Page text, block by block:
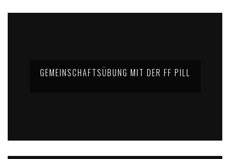
GEMEINSCHAFTSÜBUNG MIT DER FF PILL